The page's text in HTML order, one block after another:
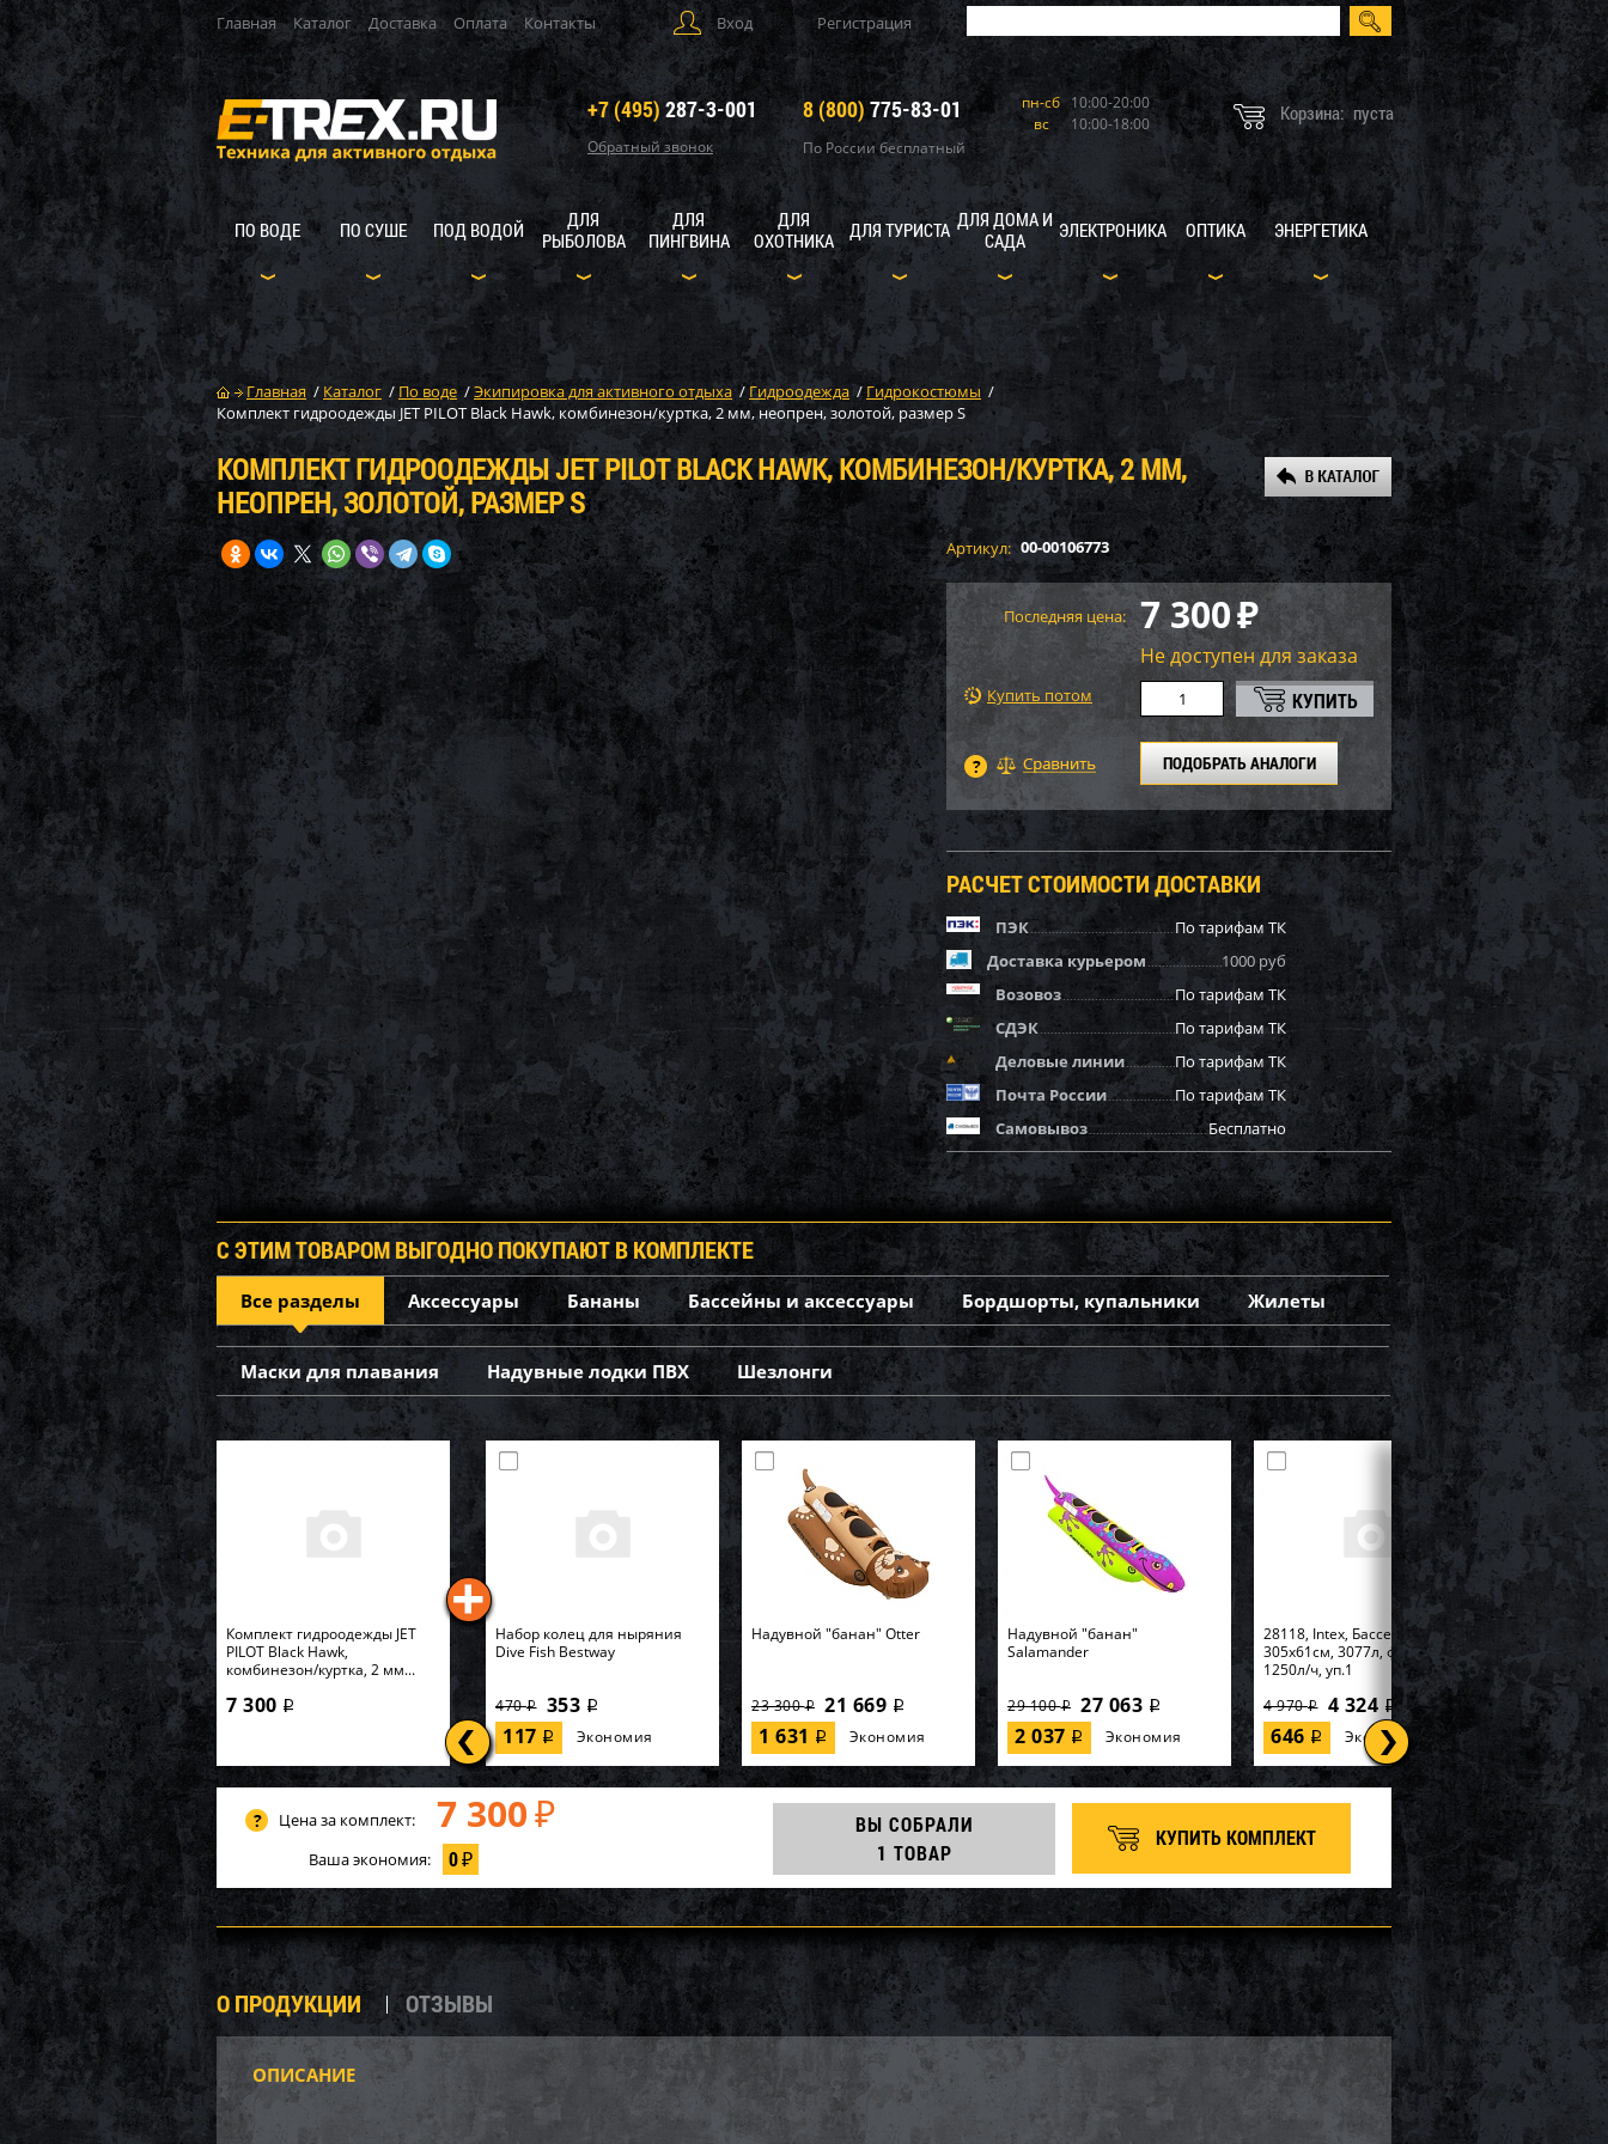
Главная Каталог Доставка Оплата Контакты Вход Регистрация
+7 (495) 287-3-001
Обратный звонок
8 (800) 775-83-01
По России бесплатный
пн-сб 10:00-20:00
вс
10:00-18:00 Корзина: пуста
ПО ВОДЕ ПО СУШЕ ПОД ВОДОЙ
ДЛЯ
РЫБОЛОВА
ДЛЯ
ПИНГВИНА
ДЛЯ
ОХОТНИКА
ДЛЯ ТУРИСТА ДЛЯ ДОМА И
САДА
ЭЛЕКТРОНИКА ОПТИКА ЭНЕРГЕТИКА
Главная / Каталог / По воде /Экипировка для активного отдыха / Гидроодежда / Гидрокостюмы /
Комплект гидроодежды JET PILOT Black Hawk, комбинезон/куртка, 2 мм, неопрен, золотой, размер S
КОМПЛЕКТ ГИДРООДЕЖДЫ JET PILOT BLACK HAWK, КОМБИНЕЗОН/КУРТКА, 2 ММ,
НЕОПРЕН, ЗОЛОТОЙ, РАЗМЕР S
Артикул: 00-00106773
Последняя цена: 7 300₽
Не доступен для заказа
Купить потом
ПОДОБРАТЬ АНАЛОГИ
РАСЧЕТ СТОИМОСТИ ДОСТАВКИ
ПЭК
По тарифам ТК
Доставка курьером
1000 руб
Возовоз
По тарифам ТК
СДЭК
По тарифам ТК
Деловые линии
По тарифам ТК
Почта России
По тарифам ТК
Самовывоз
Бесплатно
С ЭТИМ ТОВАРОМ ВЫГОДНО ПОКУПАЮТ В КОМПЛЕКТЕ
Все разделы Аксессуары Бананы Бассейны и аксессуары Бордшорты, купальники Жилеты
Маски для плавания Надувные лодки ПВХ Шезлонги
Комплект гидроодежды JET
PILOT Black Hawk,
комбинезон/куртка, 2 мм...
7 300 i
Набор колец для ныряния
Dive Fish Bestway
470i 353 i
117 i Экономия
Надувной "банан" Otter
23 300i 21 669 i
1 631 i Экономия
Надувной "банан"
Salamander
29 100i 27 063 i
2 037 i Экономия
28118, Intex, Бассейн Easy Set
305х61см, 3077л, фил.-насос
1250л/ч, уп.1
4 970i 4 324 i
646 i Экономия
P20-1852-B, Polygroup,
Каркасный бассейн
549х132см, 26646л...
AQ25186, KOKIDO, Уборочный
комплект Kokido Classic
64902, Intex, Надувная
кровать 99х191х46см
"Premaire Elevated" встр.нас...
56595, Intex, Набор для игры
170х170х185см "Горилла" с
разбрызгивателем, уп.2
Цена за комплект: 7 300 ₽
Ваша экономия: 0₽
ВЫ СОБРАЛИ
1 ТОВАР
КУПИТЬ КОМПЛЕКТ
О ПРОДУКЦИИ ОТЗЫВЫ
ОПИСАНИЕ